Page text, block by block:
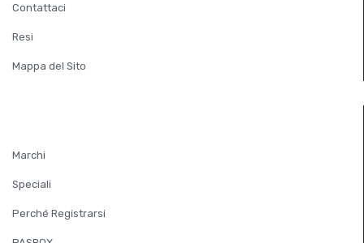
Contattaci
Resi
Mappa del Sito
Marchi
Speciali
Perché Registrarsi